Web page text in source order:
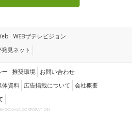
WEBザテレビジョン
見ネット
ー 推奨環境 お問い合わせ
体資料 広告掲載について 会社概要
CORPORATION